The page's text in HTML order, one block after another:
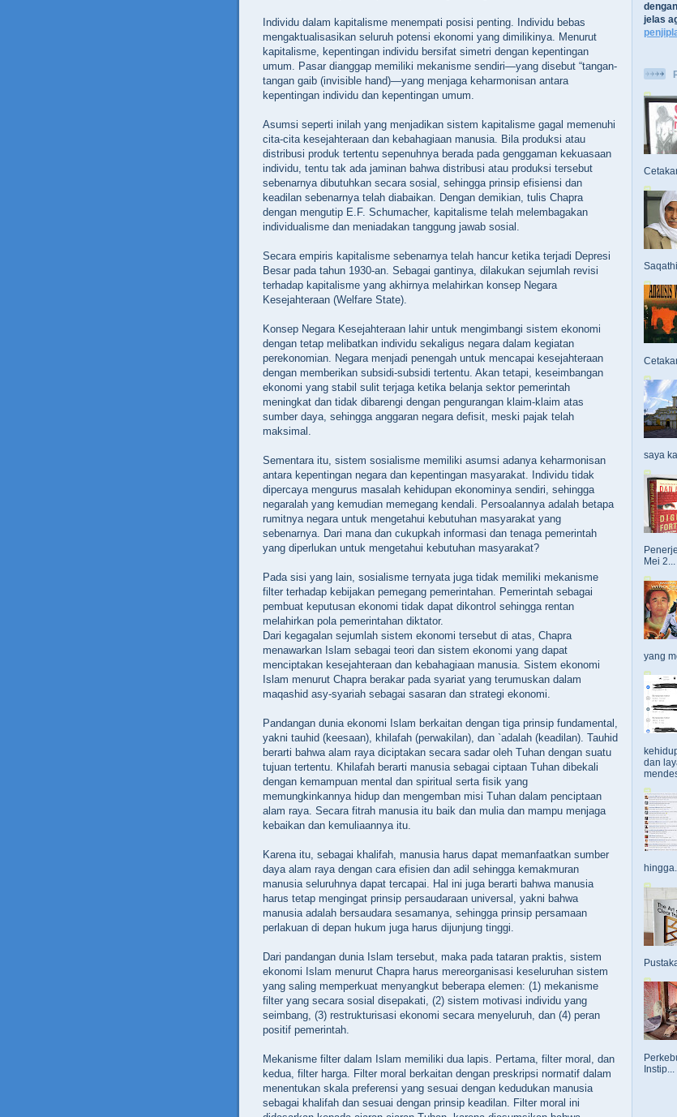
Individu dalam kapitalisme menempati posisi penting. Individu bebas
mengaktualisasikan seluruh potensi ekonomi yang dimilikinya. Menurut
kapitalisme, kepentingan individu bersifat simetri dengan kepentingan
umum. Pasar dianggap memiliki mekanisme sendiri—yang disebut “tangan-
tangan gaib (invisible hand)—yang menjaga keharmonisan antara
kepentingan individu dan kepentingan umum.
Asumsi seperti inilah yang menjadikan sistem kapitalisme gagal memenuhi
cita-cita kesejahteraan dan kebahagiaan manusia. Bila produksi atau
distribusi produk tertentu sepenuhnya berada pada genggaman kekuasaan
individu, tentu tak ada jaminan bahwa distribusi atau produksi tersebut
sebenarnya dibutuhkan secara sosial, sehingga prinsip efisiensi dan
keadilan sebenarnya telah diabaikan. Dengan demikian, tulis Chapra
dengan mengutip E.F. Schumacher, kapitalisme telah melembagakan
individualisme dan meniadakan tanggung jawab sosial.
Secara empiris kapitalisme sebenarnya telah hancur ketika terjadi Depresi
Besar pada tahun 1930-an. Sebagai gantinya, dilakukan sejumlah revisi
terhadap kapitalisme yang akhirnya melahirkan konsep Negara
Kesejahteraan (Welfare State).
Konsep Negara Kesejahteraan lahir untuk mengimbangi sistem ekonomi
dengan tetap melibatkan individu sekaligus negara dalam kegiatan
perekonomian. Negara menjadi penengah untuk mencapai kesejahteraan
dengan memberikan subsidi-subsidi tertentu. Akan tetapi, keseimbangan
ekonomi yang stabil sulit terjaga ketika belanja sektor pemerintah
meningkat dan tidak dibarengi dengan pengurangan klaim-klaim atas
sumber daya, sehingga anggaran negara defisit, meski pajak telah
maksimal.
Sementara itu, sistem sosialisme memiliki asumsi adanya keharmonisan
antara kepentingan negara dan kepentingan masyarakat. Individu tidak
dipercaya mengurus masalah kehidupan ekonominya sendiri, sehingga
negaralah yang kemudian memegang kendali. Persoalannya adalah betapa
rumitnya negara untuk mengetahui kebutuhan masyarakat yang
sebenarnya. Dari mana dan cukupkah informasi dan tenaga pemerintah
yang diperlukan untuk mengetahui kebutuhan masyarakat?
Pada sisi yang lain, sosialisme ternyata juga tidak memiliki mekanisme
filter terhadap kebijakan pemegang pemerintahan. Pemerintah sebagai
pembuat keputusan ekonomi tidak dapat dikontrol sehingga rentan
melahirkan pola pemerintahan diktator.
Dari kegagalan sejumlah sistem ekonomi tersebut di atas, Chapra
menawarkan Islam sebagai teori dan sistem ekonomi yang dapat
menciptakan kesejahteraan dan kebahagiaan manusia. Sistem ekonomi
Islam menurut Chapra berakar pada syariat yang terumuskan dalam
maqashid asy-syariah sebagai sasaran dan strategi ekonomi.
Pandangan dunia ekonomi Islam berkaitan dengan tiga prinsip fundamental,
yakni tauhid (keesaan), khilafah (perwakilan), dan `adalah (keadilan). Tauhid
berarti bahwa alam raya diciptakan secara sadar oleh Tuhan dengan suatu
tujuan tertentu. Khilafah berarti manusia sebagai ciptaan Tuhan dibekali
dengan kemampuan mental dan spiritual serta fisik yang
memungkinkannya hidup dan mengemban misi Tuhan dalam penciptaan
alam raya. Secara fitrah manusia itu baik dan mulia dan mampu menjaga
kebaikan dan kemuliaannya itu.
Karena itu, sebagai khalifah, manusia harus dapat memanfaatkan sumber
daya alam raya dengan cara efisien dan adil sehingga kemakmuran
manusia seluruhnya dapat tercapai. Hal ini juga berarti bahwa manusia
harus tetap mengingat prinsip persaudaraan universal, yakni bahwa
manusia adalah bersaudara sesamanya, sehingga prinsip persamaan
perlakuan di depan hukum juga harus dijunjung tinggi.
Dari pandangan dunia Islam tersebut, maka pada tataran praktis, sistem
ekonomi Islam menurut Chapra harus mereorganisasi keseluruhan sistem
yang saling memperkuat menyangkut beberapa elemen: (1) mekanisme
filter yang secara sosial disepakati, (2) sistem motivasi individu yang
seimbang, (3) restrukturisasi ekonomi secara menyeluruh, dan (4) peran
positif pemerintah.
Mekanisme filter dalam Islam memiliki dua lapis. Pertama, filter moral, dan
kedua, filter harga. Filter moral berkaitan dengan preskripsi normatif dalam
menentukan skala preferensi yang sesuai dengan kedudukan manusia
sebagai khalifah dan sesuai dengan prinsip keadilan. Filter moral ini
jelas
saya
Mei 2...
yang
dan
hingga...
Instip...